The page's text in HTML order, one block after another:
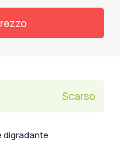
Scarso
digradante